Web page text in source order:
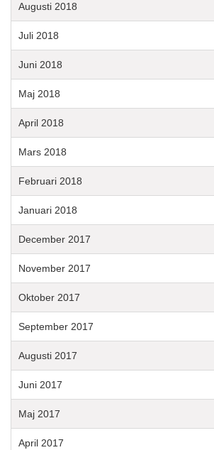
Augusti 2018
Juli 2018
Juni 2018
Maj 2018
April 2018
Mars 2018
Februari 2018
Januari 2018
December 2017
November 2017
Oktober 2017
September 2017
Augusti 2017
Juni 2017
Maj 2017
April 2017